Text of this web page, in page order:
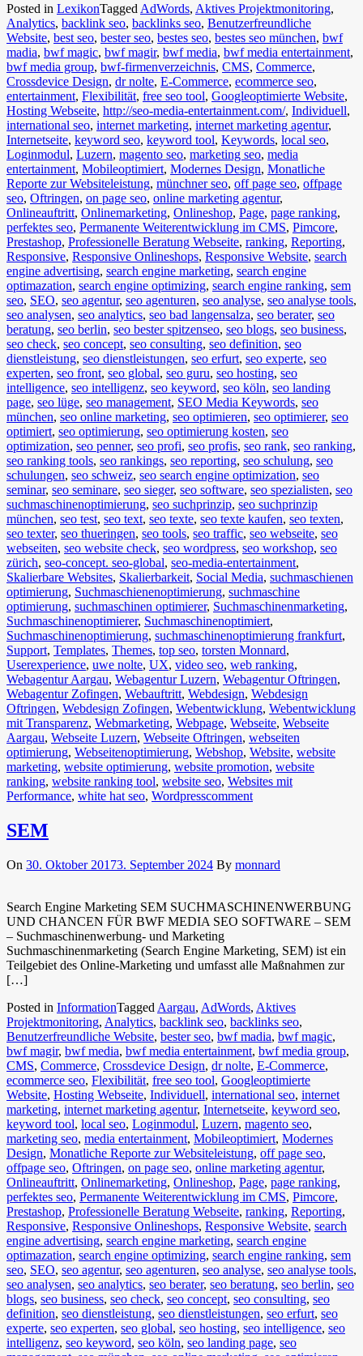
Posted in LexikonTagged AdWords, Aktives Projektmonitoring,
Analytics, backlink seo, backlinks seo, Benutzerfreundliche
Website, best seo, bester seo, bestes seo, bestes seo münchen, bwf
madia, bwf magic, bwf magir, bwf media, bwf media entertainment,
bwf media group, bwf-firmenverzeichnis, CMS, Commerce,
Crossdevice Design, dr nolte, E-Commerce, ecommerce seo,
entertainment, Flexibilität, free seo tool, Googleoptimierte Website,
Hosting Webseite, http://seo-media-entertainment.com/, Individuell,
international seo, internet marketing, internet marketing agentur,
Internetseite, keyword seo, keyword tool, Keywords, local seo,
Loginmodul, Luzern, magento seo, marketing seo, media
entertainment, Mobileoptimiert, Modernes Design, Monatliche
Reporte zur Websiteleistung, münchner seo, off page seo, offpage
seo, Oftringen, on page seo, online marketing agentur,
Onlineauftritt, Onlinemarketing, Onlineshop, Page, page ranking,
perfektes seo, Permanente Weiterentwicklung im CMS, Pimcore,
Prestashop, Professionelle Beratung Webseite, ranking, Reporting,
Responsive, Responsive Onlineshops, Responsive Website, search
engine advertising, search engine marketing, search engine
optimazation, search engine optimizing, search engine ranking, sem
seo, SEO, seo agentur, seo agenturen, seo analyse, seo analyse tools,
seo analysen, seo analytics, seo bad langensalza, seo berater, seo
beratung, seo berlin, seo bester spitzenseo, seo blogs, seo business,
seo check, seo concept, seo consulting, seo definition, seo
dienstleistung, seo dienstleistungen, seo erfurt, seo experte, seo
experten, seo front, seo global, seo guru, seo hosting, seo
intelligence, seo intelligenz, seo keyword, seo köln, seo landing
page, seo lüge, seo management, SEO Media Keywords, seo
münchen, seo online marketing, seo optimieren, seo optimierer, seo
optimiert, seo optimierung, seo optimierung kosten, seo
optimization, seo penner, seo profi, seo profis, seo rank, seo ranking,
seo ranking tools, seo rankings, seo reporting, seo schulung, seo
schulungen, seo schweiz, seo search engine optimization, seo
seminar, seo seminare, seo sieger, seo software, seo spezialisten, seo
suchmaschinenoptimierung, seo suchprinzip, seo suchprinzip
münchen, seo test, seo text, seo texte, seo texte kaufen, seo texten,
seo texter, seo thueringen, seo tools, seo traffic, seo webseite, seo
webseiten, seo website check, seo wordpress, seo workshop, seo
zürich, seo-concept. seo-global, seo-media-entertainment,
Skalierbare Websites, Skalierbarkeit, Social Media, suchmaschienen
optimierung, Suchmaschienenoptimierung, suchmaschine
optimierung, suchmaschinen optimierer, Suchmaschinenmarketing,
Suchmaschinenoptimierer, Suchmaschinenoptimiert,
Suchmaschinenoptimierung, suchmaschinenoptimierung frankfurt,
Support, Templates, Themes, top seo, torsten Monnard,
Userexperience, uwe nolte, UX, video seo, web ranking,
Webagentur Aargau, Webagentur Luzern, Webagentur Oftringen,
Webagentur Zofingen, Webauftritt, Webdesign, Webdesign
Oftringen, Webdesign Zofingen, Webentwicklung, Webentwicklung
mit Transparenz, Webmarketing, Webpage, Webseite, Webseite
Aargau, Webseite Luzern, Webseite Oftringen, webseiten
optimierung, Webseitenoptimierung, Webshop, Website, website
marketing, website optimierung, website promotion, website
ranking, website ranking tool, website seo, Websites mit
Performance, white hat seo, Wordpresscomment
SEM
On 30. Oktober 20173. September 2024 By monnard
Search Engine Marketing SEM SUCHMASCHINENWERBUNG
UND CHANCEN FÜR BWF MEDIA SEO SOFTWARE – SEM
– Suchmaschinenwerbung- und Marketing
Suchmaschinenmarketing (Search Engine Marketing, SEM) ist ein
Teilgebiet des Online-Marketing und umfasst alle Maßnahmen zur
[…]
Posted in InformationTagged Aargau, AdWords, Aktives
Projektmonitoring, Analytics, backlink seo, backlinks seo,
Benutzerfreundliche Website, bester seo, bwf madia, bwf magic,
bwf magir, bwf media, bwf media entertainment, bwf media group,
CMS, Commerce, Crossdevice Design, dr nolte, E-Commerce,
ecommerce seo, Flexibilität, free seo tool, Googleoptimierte
Website, Hosting Webseite, Individuell, international seo, internet
marketing, internet marketing agentur, Internetseite, keyword seo,
keyword tool, local seo, Loginmodul, Luzern, magento seo,
marketing seo, media entertainment, Mobileoptimiert, Modernes
Design, Monatliche Reporte zur Websiteleistung, off page seo,
offpage seo, Oftringen, on page seo, online marketing agentur,
Onlineauftritt, Onlinemarketing, Onlineshop, Page, page ranking,
perfektes seo, Permanente Weiterentwicklung im CMS, Pimcore,
Prestashop, Professionelle Beratung Webseite, ranking, Reporting,
Responsive, Responsive Onlineshops, Responsive Website, search
engine advertising, search engine marketing, search engine
optimazation, search engine optimizing, search engine ranking, sem
seo, SEO, seo agentur, seo agenturen, seo analyse, seo analyse tools,
seo analysen, seo analytics, seo berater, seo beratung, seo berlin, seo
blogs, seo business, seo check, seo concept, seo consulting, seo
definition, seo dienstleistung, seo dienstleistungen, seo erfurt, seo
experte, seo experten, seo global, seo hosting, seo intelligence, seo
intelligenz, seo keyword, seo köln, seo landing page, seo